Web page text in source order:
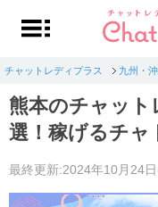
チャットレディプラス 九州・
熊本のチャッ
選！稼げるチャ
最終更新:2024年10月24